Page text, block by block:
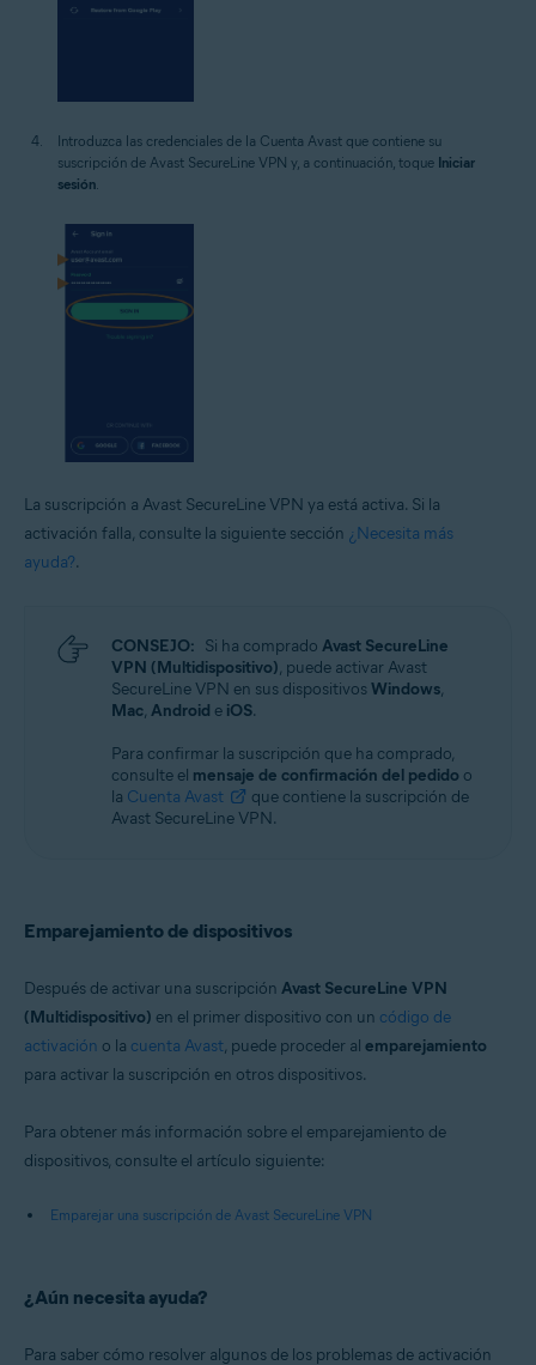
Introduzca las credenciales de la Cuenta Avast que contiene su
suscripción de Avast SecureLine VPN y, a continuación, toque Iniciar
sesión.
La suscripción a Avast SecureLine VPN ya está activa. Si la
activación falla, consulte la siguiente sección ¿Necesita más
ayuda?.
CONSEJO: Si ha comprado Avast SecureLine
VPN (Multidispositivo), puede activar Avast
SecureLine VPN en sus dispositivosWindows,
Mac, Android e iOS.
Para confirmar la suscripción que ha comprado,
consulte el mensaje de confirmación del pedido o
la Cuenta Avast
que contiene la suscripción de
Avast SecureLine VPN.
Emparejamiento de dispositivos
Después de activar una suscripción Avast SecureLine VPN
(Multidispositivo) en el primer dispositivo con un código de
activación o la cuenta Avast, puede proceder al emparejamiento
para activar la suscripción en otros dispositivos.
Para obtener más información sobre el emparejamiento de
dispositivos, consulte el artículo siguiente:
Emparejar una suscripción de Avast SecureLine VPN
¿Aún necesita ayuda?
Para saber cómo resolver algunos de los problemas de activación